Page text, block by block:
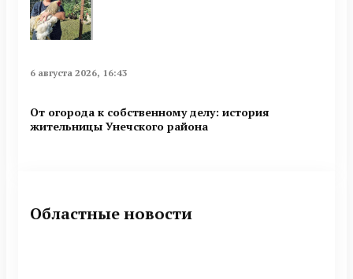
6 августа 2026, 16:43
От огорода к собственному делу: история
жительницы Унечского района
Областные новости